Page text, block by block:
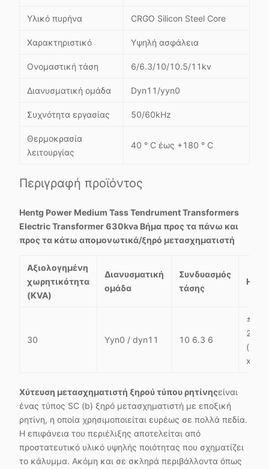
Υλικό πυρήνα CRGO Silicon Steel Core
Χαρακτηριστικό Υψηλή ασφάλεια
Ονομαστική τάση 6/6.3/10/10.5/11kv
Διανυσματική ομάδα Dyn11/yyn0
Συχνότητα εργασίας 50/60kHz
Θερμοκρασία
λειτουργίας
40 ° C έως +180 ° C
Περιγραφή προϊόντος
Hentg Power Medium Tass Tendrument Transformers
Electric Transformer 630kva Βήμα προς τα πάνω και
προς τα κάτω απομονωτικά/ξηρό μετασχηματιστή
Αξιολογημένη
χωρητικότητα
(KVA)
Διανυσματική
ομάδα
Συνδυασμός
τάσης
HV
30 Yyn0 / dyn11 10 6.3 6
± 5%
(+3/-
Χύτευση μετασχηματιστή ξηρού τύπου ρητίνηςείναι
ένας τύπος SC (b) ξηρό μετασχηματιστή με εποξική
ρητίνη, η οποία χρησιμοποιείται ευρέως σε πολλά πεδία.
Η επιφάνεια του περιέλιξης αποτελείται από
προστατευτικό υλικό υψηλής ποιότητας που σχηματίζει
το κάλυμμα. Ακόμη και σε σκληρά περιβάλλοντα όπως